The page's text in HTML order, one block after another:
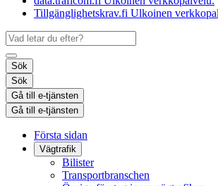
Tillgänglighetskrav.fi Ulkoinen
Sök
Sök
Gå till e-tjänsten
Gå till e-tjänsten
Första sidan
Vägtrafik
Bilister
Transportbranschen